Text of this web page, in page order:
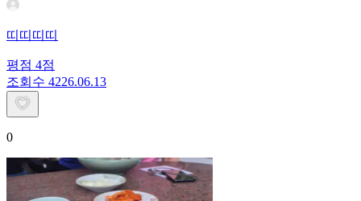
띠띠띠띠
평점 4점
조회수 4226.06.13
0